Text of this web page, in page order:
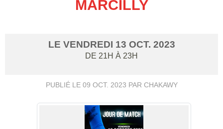
MARCILLY
LE VENDREDI 13 OCT. 2023
DE 21H À 23H
PUBLIÉ LE 09 OCT. 2023 PAR CHAKAWY